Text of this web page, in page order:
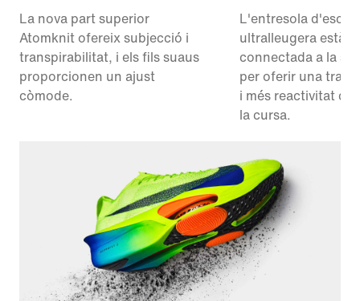
La nova part superior
Atomknit ofereix subjecció i
transpirabilitat, i els fils suaus
proporcionen un ajust
còmode.
L'entresola
ultralleugera està
connectada a la
per oferir una
i més reactivitat
la cursa.